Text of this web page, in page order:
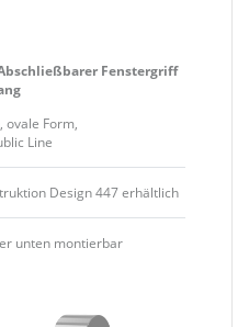
Fenstergriff
ovale Form,
Line
Design 447 erhältlich
unten montierbar